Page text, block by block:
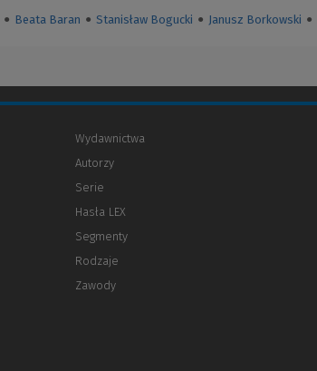
● Beata Baran ● Stanisław Bogucki ● Janusz Borkowski ●
Wydawnictwa
Autorzy
Serie
Hasła LEX
Segmenty
Rodzaje
Zawody